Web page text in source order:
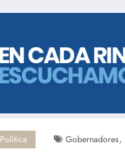
Política Gobernadores,